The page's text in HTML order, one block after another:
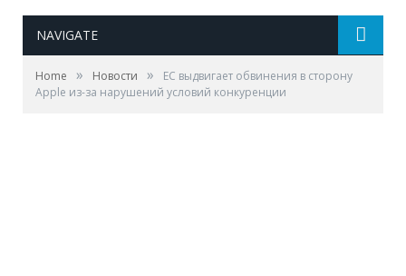
NAVIGATE
Home » Новости »
ЕС выдвигает обвинения в сторону
Apple из-за нарушений условий конкуренции